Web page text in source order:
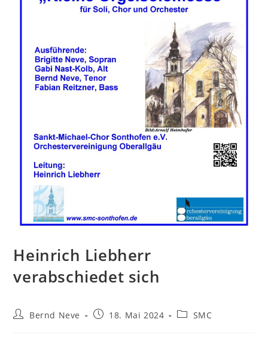
Heinrich Liebherr
verabschiedet sich
Beitrags-
Bernd Neve
Beitrag18. Mai 2024
Beitrags-
SMC